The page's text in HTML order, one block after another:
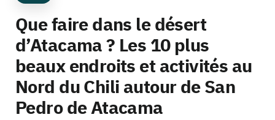
Que faire dans le désert
d’Atacama ? Les 10 plus
beaux endroits et activités au
Nord du Chili autour de San
Pedro de Atacama